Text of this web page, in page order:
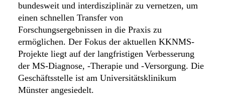
bundesweit und interdisziplinär zu vernetzen, um
einen schnellen Transfer von
Forschungsergebnissen in die Praxis zu
ermöglichen. Der Fokus der aktuellen KKNMS-
Projekte liegt auf der langfristigen Verbesserung
der MS-Diagnose, -Therapie und -Versorgung. Die
Geschäftsstelle ist am Universitätsklinikum
Münster angesiedelt.